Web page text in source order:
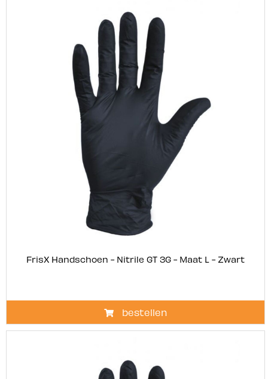
FrisX Handschoen - Nitrile GT 3G - Maat L - Zwart
bestellen